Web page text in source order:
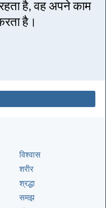
रहता है, वह अपने काम
है।
विश्वास
शरीर
श्रद्धा
समझ